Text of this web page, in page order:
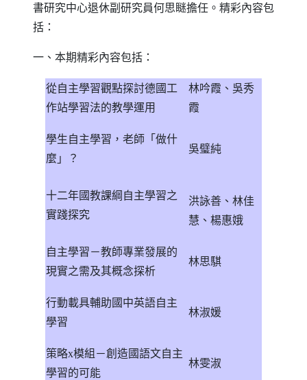
書研究中心退休副研究員何思瞇擔任。精彩內容包
括：
一、本期精彩內容包括：
從自主學習觀點探討德國工
作站學習法的教學運用
林吟霞、吳秀
霞
學生自主學習，老師「做什
麼」？
吳璧純
十二年國教課綱自主學習之
實踐探究
洪詠善、林佳
慧、楊惠娥
自主學習－教師專業發展的
現實之需及其概念探析
林思騏
行動載具輔助國中英語自主
學習
林淑媛
策略x模組－創造國語文自主
學習的可能
林雯淑